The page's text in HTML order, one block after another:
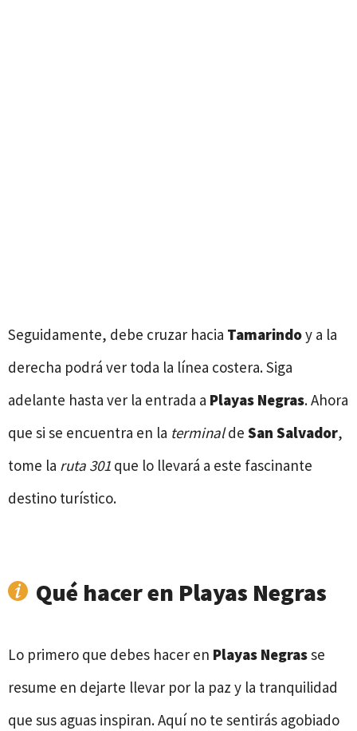
Seguidamente, debe cruzar hacia Tamarindoy a la
derecha podrá ver toda la línea costera. Siga
adelante hasta ver la entrada a Playas Negras. Ahora
que si se encuentra en la terminalde San Salvador,
tome la ruta 301 que lo llevará a este fascinante
destino turístico.
Qué hacer en Playas Negras
Lo primero que debes hacer en Playas Negrasse
resume en dejarte llevar por la paz y la tranquilidad
que sus aguas inspiran. Aquí no te sentirás agobiado